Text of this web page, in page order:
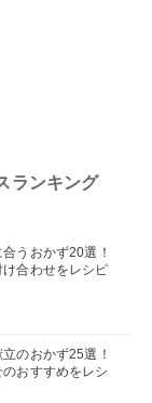
ランキング
うおかず20選！
合わせをレシピ
のおかず25選！
おすすめをレシ